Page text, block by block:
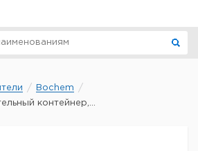
Bochem
контейнер,...